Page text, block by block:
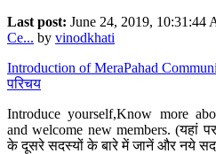
Last post: June 24, 2019, 10:31:44
Ce... by vinodkhati
Introduction of MeraPahad
परिचय
Introduce yourself,Know more
and welcome new members. (यहां
के दूसरे सदस्यों के बारे में जानें और नये